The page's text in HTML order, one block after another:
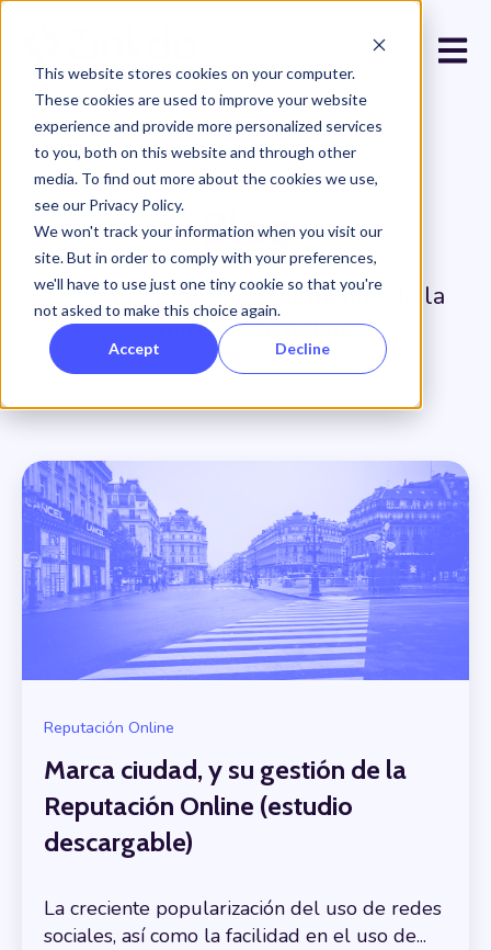
This website stores cookies on your computer.
These cookies are used to improve your website
experience and provide more personalized services
to you, both on this website and through other
media. To find out more about the cookies we use,
see our Privacy Policy.
We won't track your information when you visit our
site. But in order to comply with your preferences,
we'll have to use just one tiny cookie so that you're
not asked to make this choice again.
Accept Decline
Blog
Descubre todo sobre el mundo de la
comunicación online.
Reputación Online
Marca ciudad, y su gestión de la
Reputación Online (estudio
descargable)
La creciente popularización del uso de redes
sociales, así como la facilidad en el uso de...